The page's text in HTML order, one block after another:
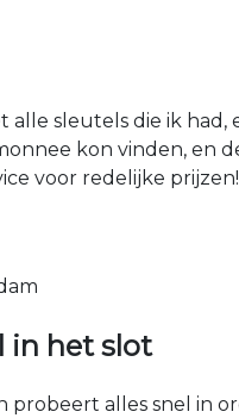
sleutels die ik
kon vinden, en
voor redelijke prijzen!
in het slot
probeert alles snel in